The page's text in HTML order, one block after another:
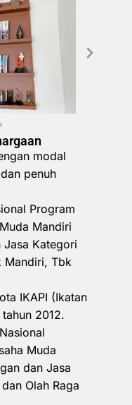
modal
penuh
Program
Mandiri
Jasa Kategori
Mandiri, Tbk
IKAPI (Ikatan
2012.
Muda
dan Jasa
Olah Raga